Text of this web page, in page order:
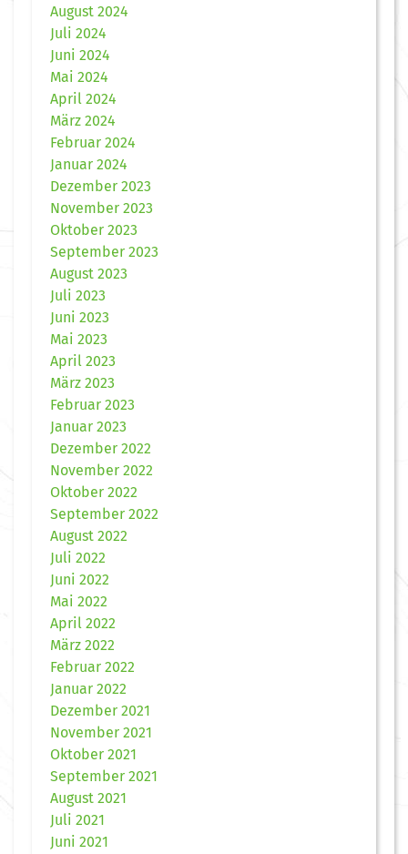
August 2024
Juli 2024
Juni 2024
Mai 2024
April 2024
März 2024
Februar 2024
Januar 2024
Dezember 2023
November 2023
Oktober 2023
September 2023
August 2023
Juli 2023
Juni 2023
Mai 2023
April 2023
März 2023
Februar 2023
Januar 2023
Dezember 2022
November 2022
Oktober 2022
September 2022
August 2022
Juli 2022
Juni 2022
Mai 2022
April 2022
März 2022
Februar 2022
Januar 2022
Dezember 2021
November 2021
Oktober 2021
September 2021
August 2021
Juli 2021
Juni 2021